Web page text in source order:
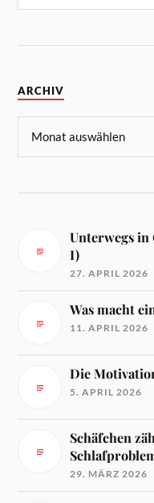
ARCHIV
Unterwegs in
I)
27. APRIL 2026
Was macht
11. APRIL 2026
Die
5. APRIL 2026
Schäfchen
29. MÄRZ 2026